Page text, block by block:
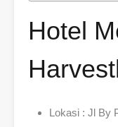
Hotel
Lokasi : Jl By